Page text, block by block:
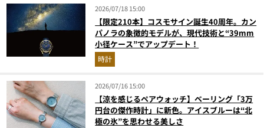
2026/07/18 15:00
【限定210本】コスモサイン誕生40周年。カン
パノラの象徴的モデルが、現代技術と“39mm
小径ケース”でアップデート！
時計
2026/07/16 15:00
【涼を感じるペアウォッチ】ベーリング「3万
円台の傑作時計」に新色。アイスブルーは“北
極の氷”を思わせる美しさ